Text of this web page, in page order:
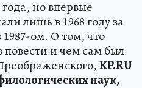
года, но впервые
лишь в 1968 году за
ом. О том, что
повести и чем сам был
KP.RU
наук,